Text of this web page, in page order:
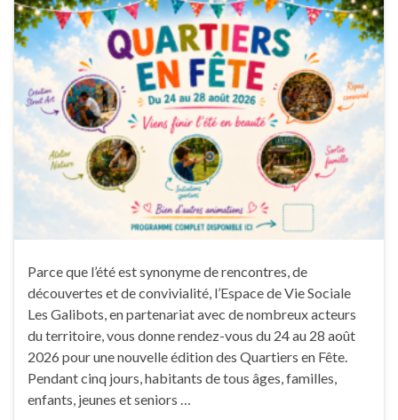
Parce que l’été est synonyme de rencontres, de
découvertes et de convivialité, l’Espace de Vie Sociale
Les Galibots, en partenariat avec de nombreux acteurs
du territoire, vous donne rendez-vous du 24 au 28 août
2026 pour une nouvelle édition des Quartiers en Fête.
Pendant cinq jours, habitants de tous âges, familles,
enfants, jeunes et seniors …